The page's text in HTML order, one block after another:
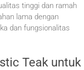
tinggi dan ramah
lama dengan
dan fungsionalitas
Teak untuk